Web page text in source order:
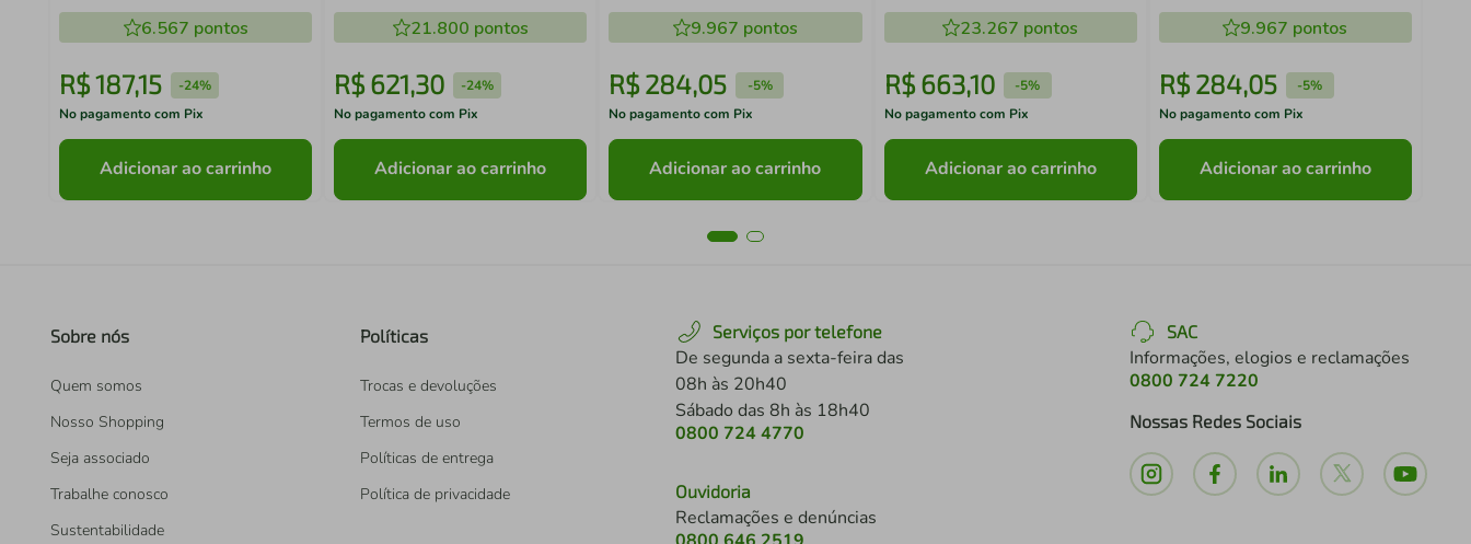
6.567 pontos
R$187,15 -24%
No pagamento com Pix
Adicionar ao carrinho
21.800 pontos
R$ 621,30 -24%
No pagamento com Pix
Adicionar ao carrinho
9.967 pontos
R$284,05 -5%
No pagamento com Pix
Adicionar ao carrinho
23.267 pontos
R$ 663,10 -5%
No pagamento com Pix
Adicionar ao carrinho
9.967 pontos
R$ 284,05 -5%
No pagamento com Pix
Adicionar ao carrinho
Sobre nós
Quem somos
Nosso Shopping
Seja associado
Trabalhe conosco
Sustentabilidade
Políticas
Trocas e devoluções
Termos de uso
Políticas de entrega
Política de privacidade
Serviços por telefone
De segunda a sexta-feira das
08h às 20h40
Sábado das 8h às 18h40
0800 724 4770
Ouvidoria
Reclamações e denúncias
SAC
Informações, elogios e reclamações
0800 724 7220
Nossas Redes Sociais